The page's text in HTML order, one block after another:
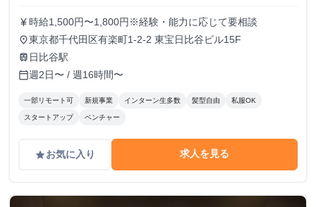
currency_yen 時給1,500円〜1,800円※経験・能力に応じて要相談
place東京都千代田区有楽町1-2-2 東宝日比谷ビル15F
train 日比谷駅
calendar_today週2日〜 / 週16時間〜
一部リモート可 新規事業 インターン生多数 髪型自由 私服OK
スタートアップ ベンチャー
gradeお気に入り 求人を見る